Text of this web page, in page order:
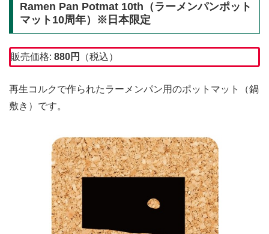
Ramen Pan Potmat 10th（ラーメンパンポット
マット10周年）※日本限定
販売価格: 880円 （税込）
再生コルクで作られたラーメンパン用のポットマット（鍋
敷き）です。